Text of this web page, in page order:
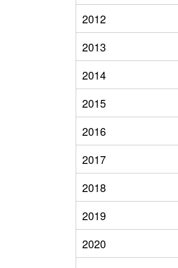
2012
2013
2014
2015
2016
2017
2018
2019
2020